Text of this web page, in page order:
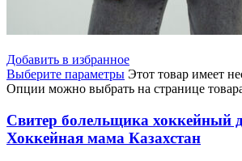
Добавить в избранное
Выберите параметры Этот товар имеет
Опции можно выбрать на странице
Свитер болельщика хоккейный
Хоккейная мама Казахстан